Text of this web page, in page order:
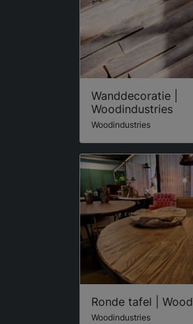
Wanddecoratie |
Woodindustries
Woodindustries
Ronde tafel |
Woodindustries